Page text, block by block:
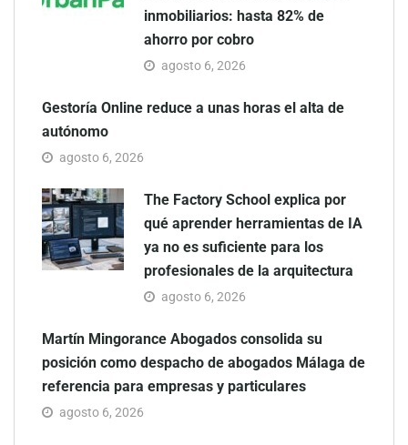
inmobiliarios: hasta 82% de
ahorro por cobro
agosto 6, 2026
Gestoría Online reduce a unas horas el alta de
autónomo
agosto 6, 2026
The Factory School explica por
qué aprender herramientas de IA
ya no es suficiente para los
profesionales de la arquitectura
agosto 6, 2026
Martín Mingorance Abogados consolida su
posición como despacho de abogados Málaga de
referencia para empresas y particulares
agosto 6, 2026